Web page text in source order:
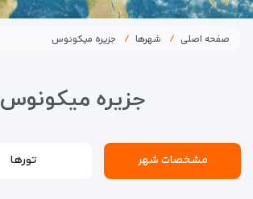
صفحه اصلی شهرها جزیره میکونوس
جزیره میکونوس
مشخصات شهر تورها